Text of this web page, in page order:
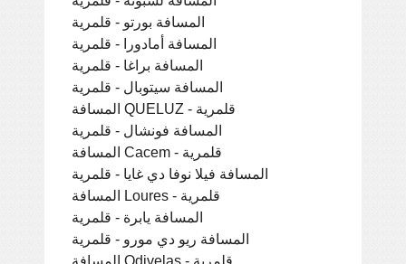
المسافة بورتو - قلمرية
المسافة أمادورا - قلمرية
المسافة براغا - قلمرية
المسافة سيتوبال - قلمرية
المسافة QUELUZ - قلمرية
المسافة فونشال - قلمرية
المسافة Cacem - قلمرية
المسافة فيلا نوفا دي غايا - قلمرية
المسافة Loures - قلمرية
المسافة يابرة - قلمرية
المسافة ريو دي مورو - قلمرية
المسافة Odivelas - قلمرية